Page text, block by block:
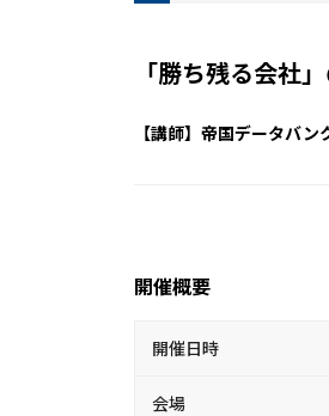
「勝ち残る会社
【講師】帝国データバ
開催概要
開催日時
会場